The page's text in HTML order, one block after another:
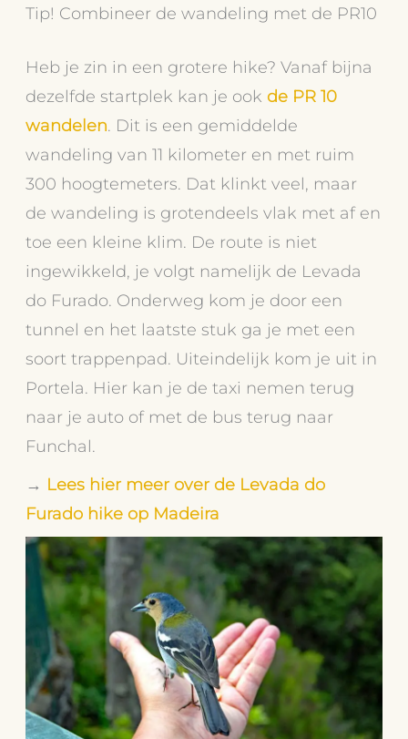
Tip! Combineer de wandeling met de PR10
Heb je zin in een grotere hike? Vanaf bijna
dezelfde startplek kan je ook de PR 10
wandelen. Dit is een gemiddelde
wandeling van 11 kilometer en met ruim
300 hoogtemeters. Dat klinkt veel, maar
de wandeling is grotendeels vlak met af en
toe een kleine klim. De route is niet
ingewikkeld, je volgt namelijk de Levada
do Furado. Onderweg kom je door een
tunnel en het laatste stuk ga je met een
soort trappenpad. Uiteindelijk kom je uit in
Portela. Hier kan je de taxi nemen terug
naar je auto of met de bus terug naar
Funchal.
→ Lees hier meer over de Levada do
Furado hike op Madeira